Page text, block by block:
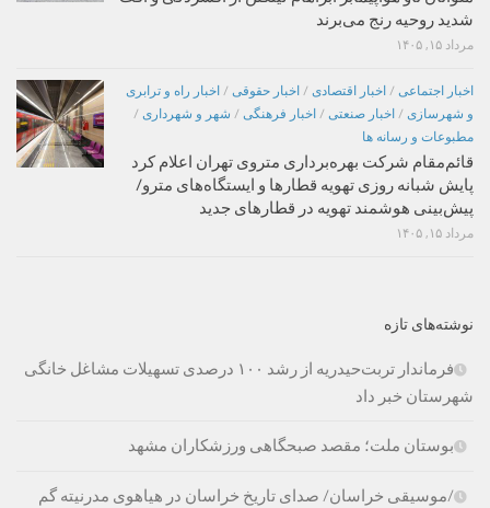
شدید روحیه رنج می‌برند
مرداد ۱۵, ۱۴۰۵
اخبار اجتماعی / اخبار اقتصادی / اخبار حقوقی / اخبار راه و ترابری
و شهرسازی / اخبار صنعتی / اخبار فرهنگی / شهر و شهرداری /
مطبوعات و رسانه ها
قائم‌مقام شرکت بهره‌برداری متروی تهران اعلام کرد
پایش شبانه روزی تهویه قطارها و ایستگاه‌های مترو/
پیش‌بینی هوشمند تهویه در قطارهای جدید
مرداد ۱۵, ۱۴۰۵
نوشته‌های تازه
فرماندار تربت‌حیدریه از رشد ۱۰۰ درصدی تسهیلات مشاغل خانگی
شهرستان خبر داد
بوستان ملت؛ مقصد صبحگاهی ورزشکاران مشهد
/موسیقی خراسان/ صدای تاریخ خراسان در هیاهوی مدرنیته گم